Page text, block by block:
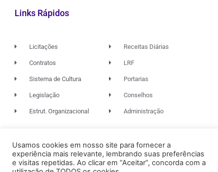
Links Rápidos
Licitações
Contratos
Sistema de Cultura
Legislação
Estrut. Organizacional
Receitas Diárias
LRF
Portarias
Conselhos
Administração
© 2026. TODOS OS DIREITOS RESERVADOS.
Usamos cookies em nosso site para fornecer a
experiência mais relevante, lembrando suas preferências
e visitas repetidas. Ao clicar em “Aceitar”, concorda com a